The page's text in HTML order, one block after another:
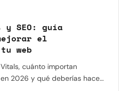
y SEO: guía
el
web
cuánto importan
2026 y qué deberías hacer